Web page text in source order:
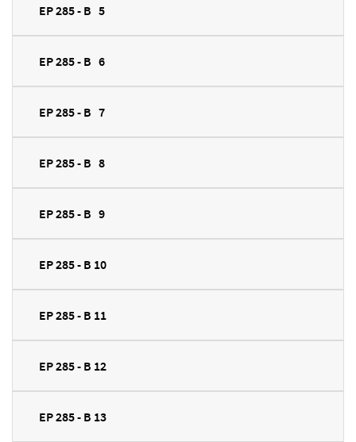
EP 285 - B 5
EP 285 - B 6
EP 285 - B 7
EP 285 - B 8
EP 285 - B 9
EP 285 - B 10
EP 285 - B 11
EP 285 - B 12
EP 285 - B 13